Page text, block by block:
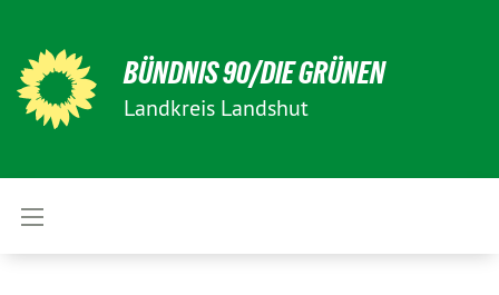
BÜNDNIS 90/DIE GRÜNEN
Landkreis Landshut